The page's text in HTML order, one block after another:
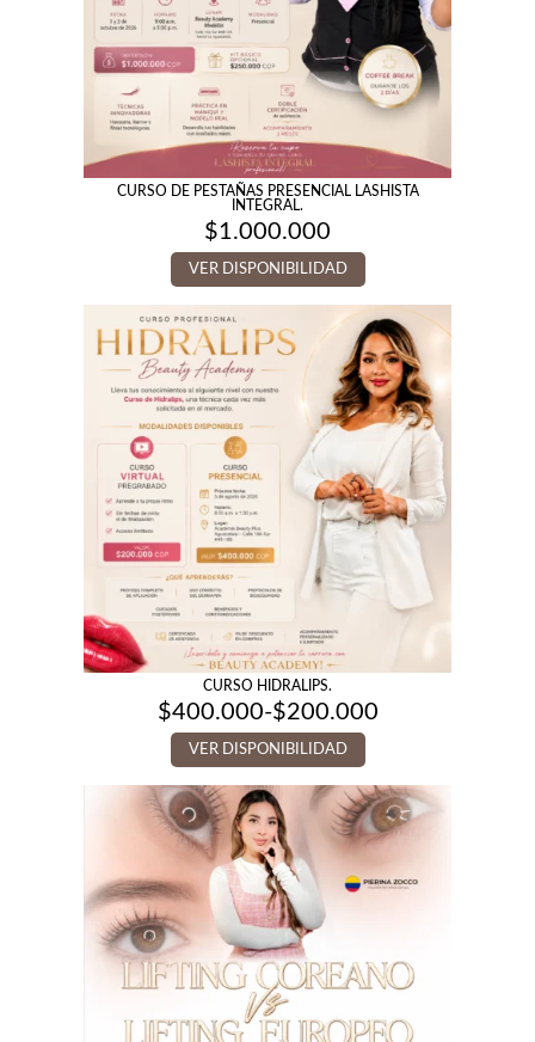
CURSO DE PESTAÑAS PRESENCIAL LASHISTA
INTEGRAL.
$1.000.000
VER DISPONIBILIDAD
CURSO HIDRALIPS.
$200.000
-
$400.000
Rango
de
precios:
desde
$200.000
hasta
$400.000
VER DISPONIBILIDAD